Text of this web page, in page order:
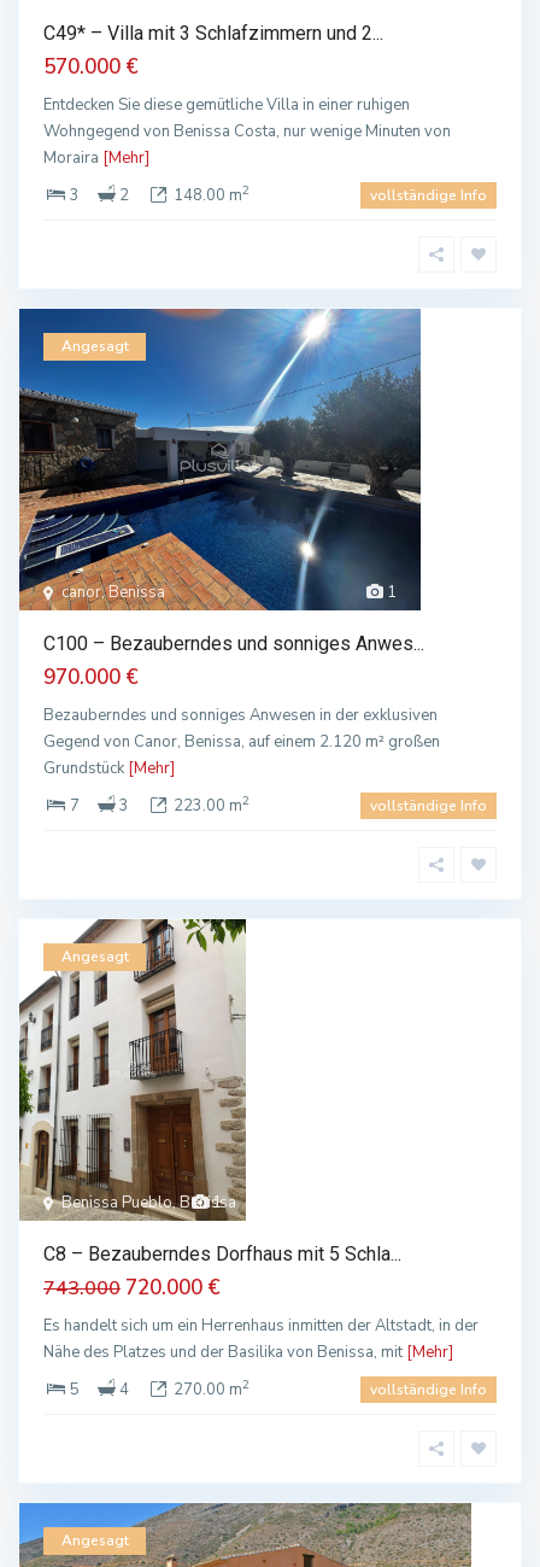
C49* – Villa mit 3 Schlafzimmern und 2...
570.000 €
Entdecken Sie diese gemütliche Villa in einer ruhigen
Wohngegend von Benissa Costa, nur wenige Minuten von
Moraira [Mehr]
3
2 148.00 m2 vollständige Info
1
canor, Benissa
Angesagt
C100 – Bezauberndes und sonniges Anwes...
970.000 €
Bezauberndes und sonniges Anwesen in der exklusiven
Gegend von Canor, Benissa, auf einem 2.120 m² großen
Grundstück [Mehr]
7
3 223.00 m2 vollständige Info
1
Benissa Pueblo, Benissa
Angesagt
C8 – Bezauberndes Dorfhaus mit 5 Schla...
743.000 720.000 €
Es handelt sich um ein Herrenhaus inmitten der Altstadt, in der
Nähe des Platzes und der Basilika von Benissa, mit [Mehr]
5
4 270.00 m2 vollständige Info
Angesagt